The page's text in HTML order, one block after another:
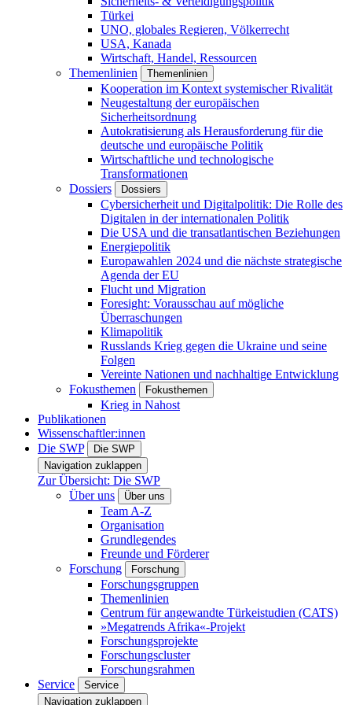
Türkei
UNO, globales Regieren, Völkerrecht
USA, Kanada
Wirtschaft, Handel, Ressourcen
Themenlinien
Themenlinien
Kooperation im Kontext systemischer Rivalität
Neugestaltung der europäischen
Sicherheitsordnung
Autokratisierung als Herausforderung für die
deutsche und europäische Politik
Wirtschaftliche und technologische
Transformationen
Dossiers
Dossiers
Cybersicherheit und Digitalpolitik: Die Rolle des
Digitalen in der internationalen Politik
Die USA und die transatlantischen Beziehungen
Energiepolitik
Europawahlen 2024 und die nächste strategische
Agenda der EU
Flucht und Migration
Foresight: Vorausschau auf mögliche
Überraschungen
Klimapolitik
Russlands Krieg gegen die Ukraine und seine
Folgen
Vereinte Nationen und nachhaltige Entwicklung
Fokusthemen
Fokusthemen
Krieg in Nahost
Publikationen
Wissenschaftler:innen
Die SWP
Die SWP
Navigation zuklappen
Zur Übersicht: Die SWP
Über uns
Über uns
Team A-Z
Organisation
Grundlegendes
Freunde und Förderer
Forschung
Forschung
Forschungsgruppen
Themenlinien
Centrum für angewandte Türkeistudien (CATS)
»Megatrends Afrika«-Projekt
Forschungsprojekte
Forschungscluster
Forschungsrahmen
Service
Service
Navigation zuklappen